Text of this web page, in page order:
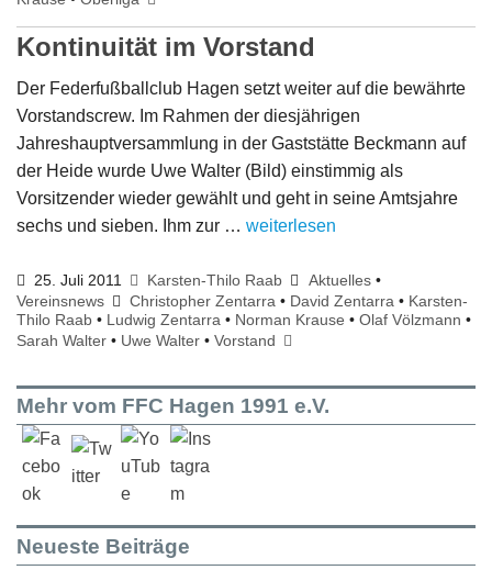
Kontinuität im Vorstand
Der Federfußballclub Hagen setzt weiter auf die bewährte
Vorstandscrew. Im Rahmen der diesjährigen
Jahreshauptversammlung in der Gaststätte Beckmann auf
der Heide wurde Uwe Walter (Bild) einstimmig als
Vorsitzender wieder gewählt und geht in seine Amtsjahre
sechs und sieben. Ihm zur … weiterlesen
25. Juli 2011 Karsten-Thilo Raab Aktuelles•
Vereinsnews
Christopher Zentarra • David Zentarra • Karsten-
Thilo Raab • Ludwig Zentarra • Norman Krause • Olaf Völzmann •
Sarah Walter • Uwe Walter • Vorstand
Mehr vom FFC Hagen 1991 e.V.
Neueste Beiträge